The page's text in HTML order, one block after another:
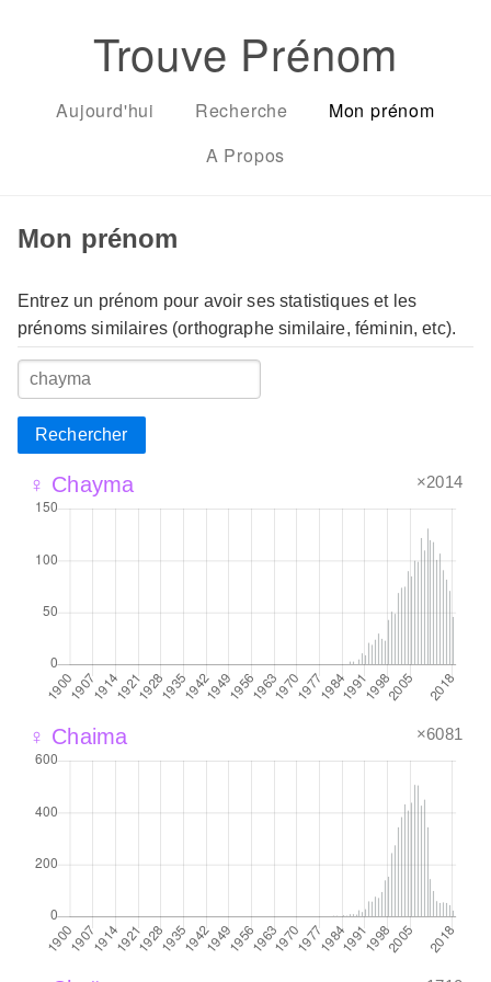
Trouve Prénom
Aujourd'hui Recherche
Mon prénom
A Propos
Mon prénom
Entrez un prénom pour avoir ses statistiques et les
prénoms similaires (orthographe similaire, féminin, etc).
Rechercher
♀ Chayma ×2014
♀ Chaima ×6081